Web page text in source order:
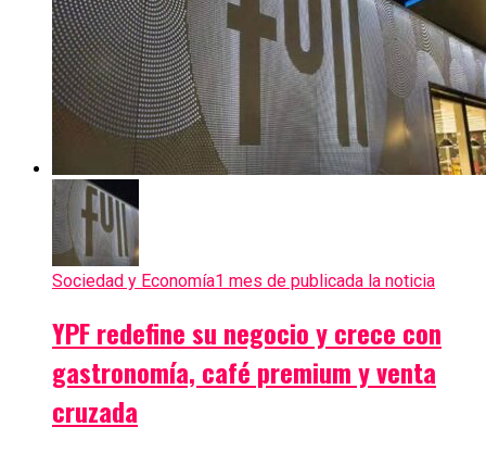
Sociedad y Economía1 mes de publicada la noticia
YPF redefine su negocio y crece con
gastronomía, café premium y venta
cruzada